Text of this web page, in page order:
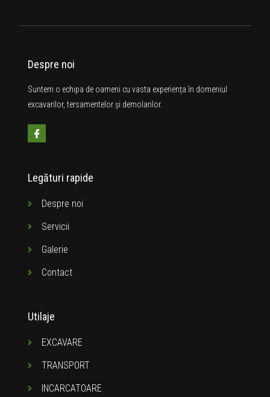
Despre noi
Suntem o echipa de oameni cu vasta experiența în domeniul
excavarilor, tersamentelor și demolarilor.
Legături rapide
Despre noi
Servicii
Galerie
Contact
Utilaje
EXCAVARE
TRANSPORT
INCARCATOARE